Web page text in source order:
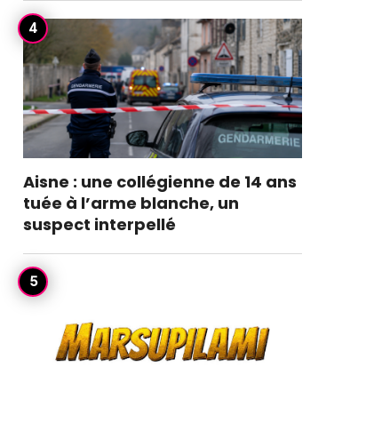
Aisne : une collégienne de 14 ans
tuée à l’arme blanche, un
suspect interpellé